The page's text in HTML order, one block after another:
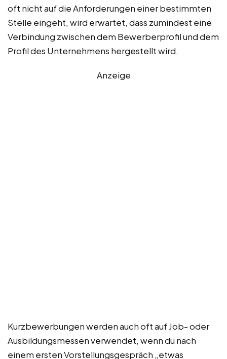
oft nicht auf die Anforderungen einer bestimmten
Stelle eingeht, wird erwartet, dass zumindest eine
Verbindung zwischen dem Bewerberprofil und dem
Profil des Unternehmens hergestellt wird.
Anzeige
Kurzbewerbungen werden auch oft auf Job- oder
Ausbildungsmessen verwendet, wenn du nach
einem ersten Vorstellungsgespräch „etwas